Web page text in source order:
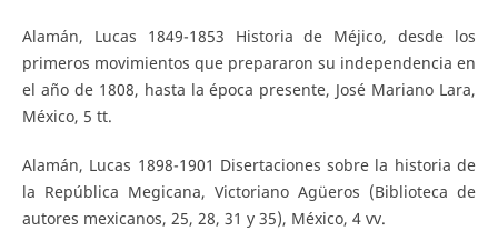
Alamán, Lucas 1849-1853 Historia de Méjico, desde los
primeros movimientos que prepararon su independencia en
el año de 1808, hasta la época presente, José Mariano Lara,
México, 5 tt.
Alamán, Lucas 1898-1901 Disertaciones sobre la historia de
la República Megicana, Victoriano Agüeros (Biblioteca de
autores mexicanos, 25, 28, 31 y 35), México, 4 vv.